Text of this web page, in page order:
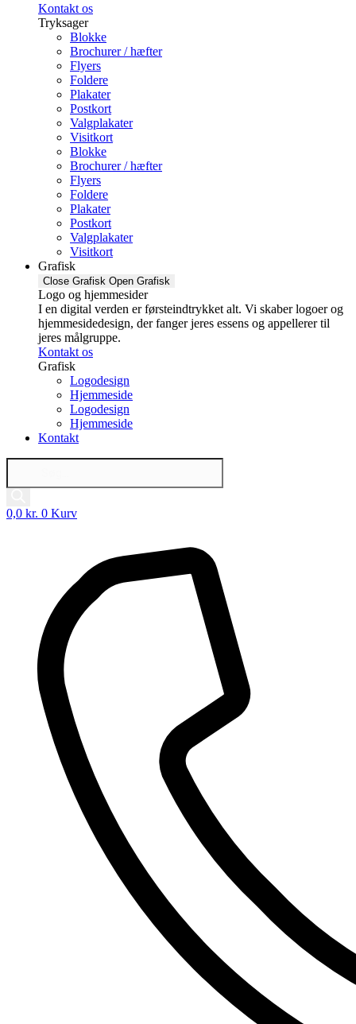
Kontakt os
Tryksager
Blokke
Brochurer / hæfter
Flyers
Foldere
Plakater
Postkort
Valgplakater
Visitkort
Blokke
Brochurer / hæfter
Flyers
Foldere
Plakater
Postkort
Valgplakater
Visitkort
Grafisk
Close Grafisk Open Grafisk
Logo og hjemmesider
I en digital verden er førsteindtrykket alt. Vi skaber logoer og
hjemmesidedesign, der fanger jeres essens og appellerer til
jeres målgruppe.
Kontakt os
Grafisk
Logodesign
Hjemmeside
Logodesign
Hjemmeside
Kontakt
Products
0,0 kr. 0 Kurv